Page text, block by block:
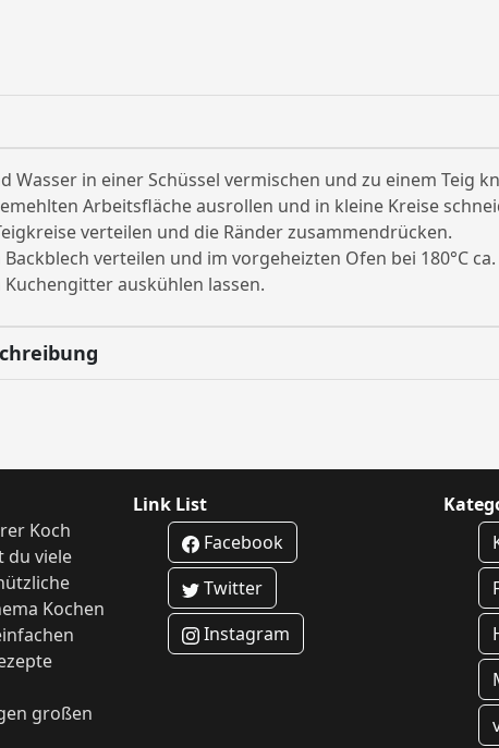
Wasser in einer Schüssel vermischen und zu einem Teig
Arbeitsfläche ausrollen und in kleine Kreise
verteilen und die Ränder zusammendrücken.
verteilen und im vorgeheizten Ofen bei 180°C
auskühlen lassen.
Koch
du viele
Kochen
großen
Link List
Facebook
Twitter
Instagram